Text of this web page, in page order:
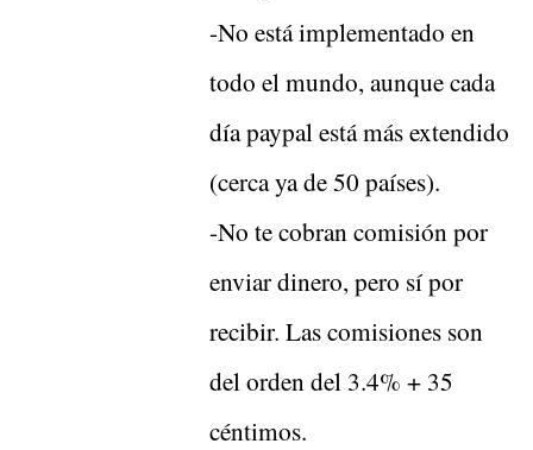
-No está implementado en
todo el mundo, aunque cada
día paypal está más extendido
(cerca ya de 50 países).
-No te cobran comisión por
enviar dinero, pero sí por
recibir. Las comisiones son
del orden del 3.4% + 35
céntimos.